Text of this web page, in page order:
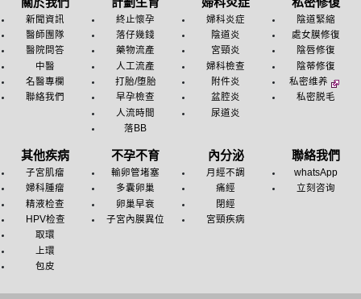
新聞資訊
醫師團隊
醫院問答
中醫
名醫專欄
聯絡我們
終止懷孕
落仔幾錢
藥物流產
人工流產
打胎/堕胎
早孕檢查
人流時間
落BB
婦科炎症
陰道炎
宮頸炎
婦科檢查
附件炎
盆腔炎
尿道炎
陰道緊縮
處女膜修復
陰唇修復
陰蒂修復
私密维养
私密脱毛
其他疾病
子宮肌瘤
婦科腫瘤
精液检查
HPV检查
取環
上環
包皮
不孕不育
輸卵管堵塞
多囊卵巢
卵巢早衰
子宮內膜異位
內分泌
月經不調
痛經
閉經
宮頸疾病
聯絡我們
whatsApp
立刻咨询